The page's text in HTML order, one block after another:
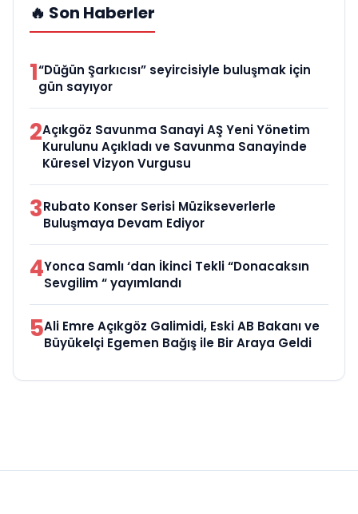
🔥 Son Haberler
1“Düğün Şarkıcısı” seyircisiyle buluşmak için
gün sayıyor
2Açıkgöz Savunma Sanayi AŞ Yeni Yönetim
Kurulunu Açıkladı ve Savunma Sanayinde
Küresel Vizyon Vurgusu
3Rubato Konser Serisi Müzikseverlerle
Buluşmaya Devam Ediyor
4Yonca Samlı ‘dan İkinci Tekli “Donacaksın
Sevgilim “ yayımlandı
5Ali Emre Açıkgöz Galimidi, Eski AB Bakanı ve
Büyükelçi Egemen Bağış ile Bir Araya Geldi